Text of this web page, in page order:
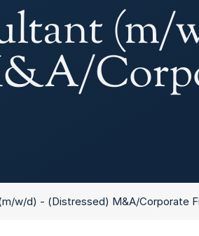
w/d) - (Distressed) M&A/Corporate
(m/